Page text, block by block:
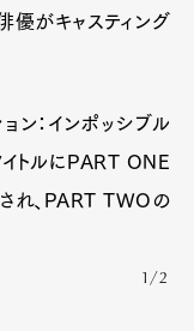
優がキャスティング
ン：インポッシブル
イトルにPART ONE
れ、PART TWOの
1/2